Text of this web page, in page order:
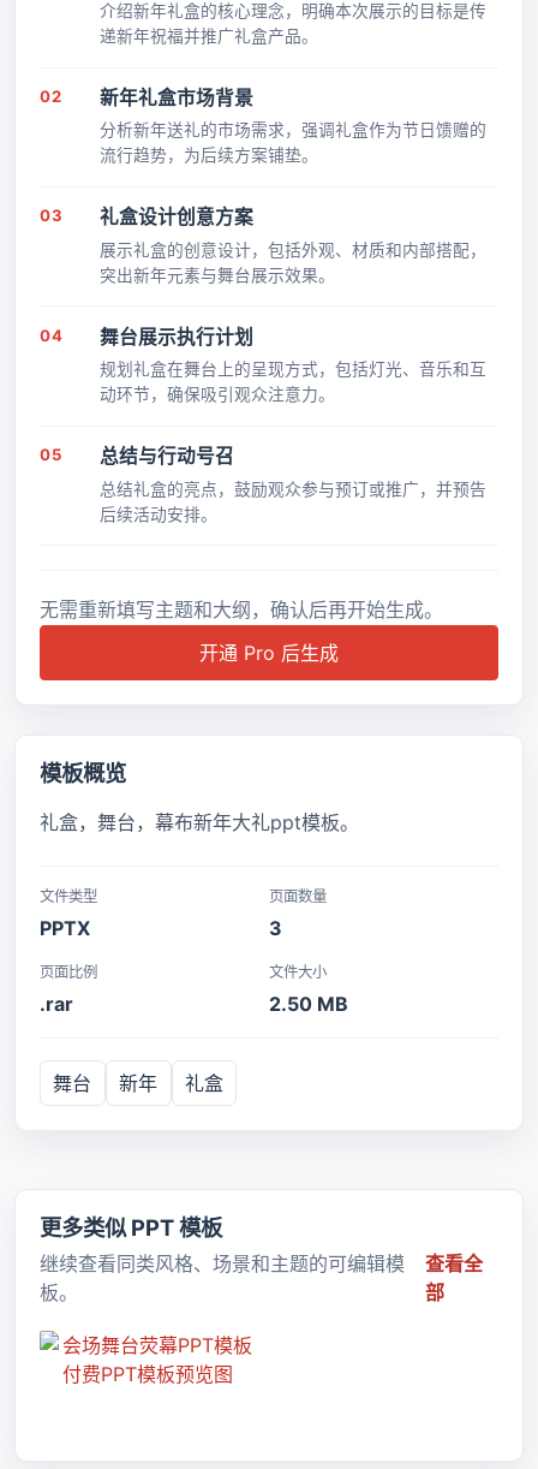
介绍新年礼盒的核心理念，明确本次展示的目标是传
递新年祝福并推广礼盒产品。
02 新年礼盒市场背景
分析新年送礼的市场需求，强调礼盒作为节日馈赠的
流行趋势，为后续方案铺垫。
03 礼盒设计创意方案
展示礼盒的创意设计，包括外观、材质和内部搭配，
突出新年元素与舞台展示效果。
04 舞台展示执行计划
规划礼盒在舞台上的呈现方式，包括灯光、音乐和互
动环节，确保吸引观众注意力。
05 总结与行动号召
总结礼盒的亮点，鼓励观众参与预订或推广，并预告
后续活动安排。
无需重新填写主题和大纲，确认后再开始生成。
开通 Pro 后生成
模板概览
礼盒，舞台，幕布新年大礼ppt模板。
文件类型
PPTX
页面数量
3
页面比例
.rar
文件大小
2.50 MB
舞台 新年 礼盒
更多类似 PPT 模板
继续查看同类风格、场景和主题的可编辑模
板。
查看全
部